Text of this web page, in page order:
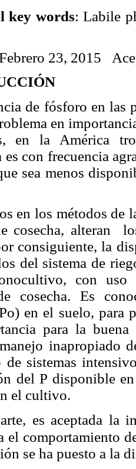
key words: Labile
23, 2015
de fósforo en las
en
en la América
es con frecuencia
sea menos
en los métodos de
cosecha, alteran
consiguiente, la
del sistema de
con uso
cosecha. Es
en el suelo, para
para la
inapropiado
de sistemas
del P disponible
el cultivo.
es aceptada la
el comportamiento
se ha puesto a la